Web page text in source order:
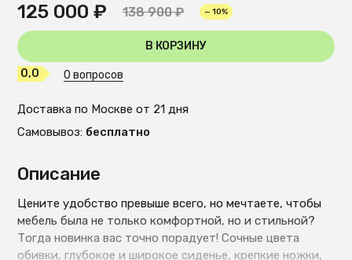
Описание
Цените удобство превыше всего, но мечтаете, чтобы
мебель была не только комфортной, но и стильной?
Тогда новинка вас точно порадует! Сочные цвета
обивки, глубокое и широкое сиденье, крепкие ножки,
125 000 ₽ 138 900 ₽ — 10%
В КОРЗИНУ
0,0 0 вопросов
Доставка по Москве от 21 дня
Самовывоз: бесплатно